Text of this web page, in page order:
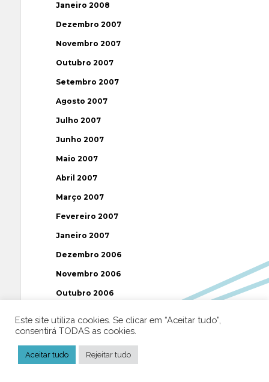
Janeiro 2008
Dezembro 2007
Novembro 2007
Outubro 2007
Setembro 2007
Agosto 2007
Julho 2007
Junho 2007
Maio 2007
Abril 2007
Março 2007
Fevereiro 2007
Janeiro 2007
Dezembro 2006
Novembro 2006
Outubro 2006
Agosto 2006
Julho 2006
Este site utiliza cookies. Se clicar em “Aceitar tudo”,
consentirá TODAS as cookies.
Aceitar tudo Rejeitar tudo